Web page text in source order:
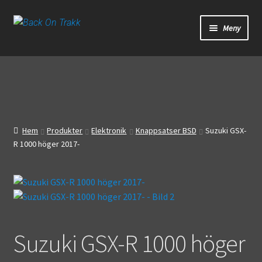
Hoppa
Hoppa
Meny
Start
Bilder
Video
Mitt konto
Hem Produkter Elektronik Knappsatser BSD
Suzuki GSX-
R 1000 höger 2017-
Suzuki GSX-R 1000 höger